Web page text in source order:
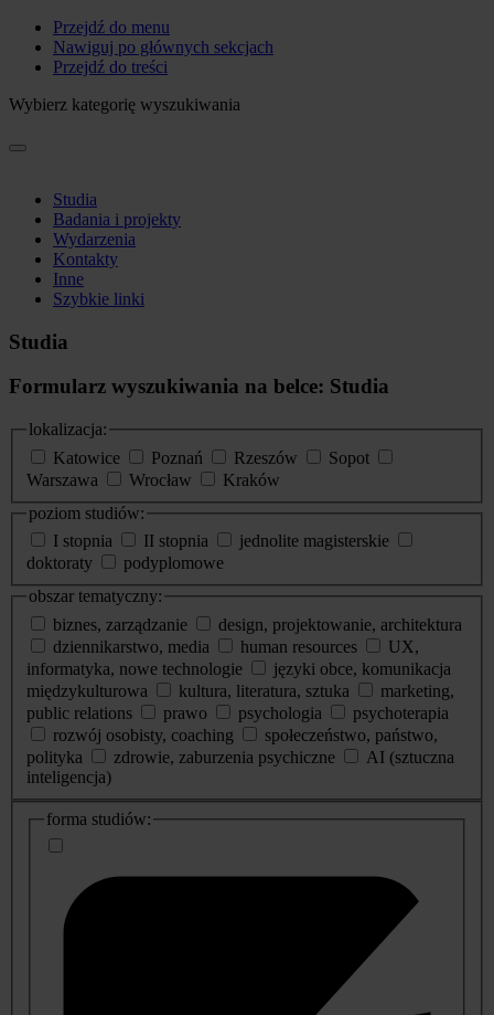
Przejdź do menu
Nawiguj po głównych sekcjach
Przejdź do treści
Wybierz kategorię wyszukiwania
Studia
Badania i projekty
Wydarzenia
Kontakty
Inne
Szybkie linki
Studia
Formularz wyszukiwania na belce: Studia
lokalizacja:
Katowice
Poznań Rzeszów
Sopot
Warszawa
Wrocław
Kraków
poziom studiów:
I stopnia
II stopnia
jednolite magisterskie
doktoraty
podyplomowe
obszar tematyczny:
biznes, zarządzanie
design, projektowanie, architektura
dziennikarstwo, media
human resources
UX,
informatyka, nowe technologie
języki obce, komunikacja
międzykulturowa
kultura, literatura, sztuka
marketing,
public relations
prawo psychologia
psychoterapia
rozwój osobisty, coaching
społeczeństwo, państwo,
polityka
zdrowie, zaburzenia psychiczne
AI (sztuczna
inteligencja)
dodatkowe
informacje
forma studiów: